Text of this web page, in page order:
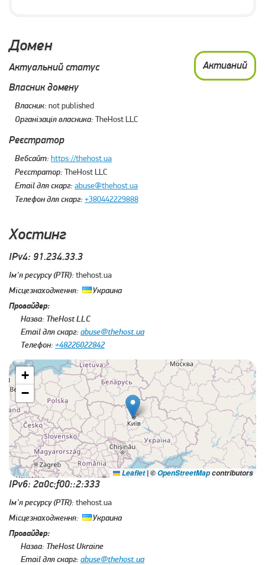
Домен
Актуальний статус
Активний
Власник домену
Власник:not published
Організація власника:TheHost LLC
Реєстратор
Вебсайт:https://thehost.ua
Реєстратор:TheHost LLC
Email для скарг:abuse@thehost.ua
Телефон для скарг:+380442229888
Хостинг
IPv4: 91.234.33.3
Ім'я ресурсу (PTR):thehost.ua
Місцезнаходження: Украина
Провайдер:
Назва: TheHost LLC
Email для скарг:abuse@thehost.ua
Телефон:+48226022842
+
−
Leaflet |©OpenStreetMapcontributors
IPv6: 2a0c:f00::2:333
Ім'я ресурсу (PTR):thehost.ua
Місцезнаходження: Украина
Провайдер:
Назва: TheHost Ukraine
Email для скарг:abuse@thehost.ua